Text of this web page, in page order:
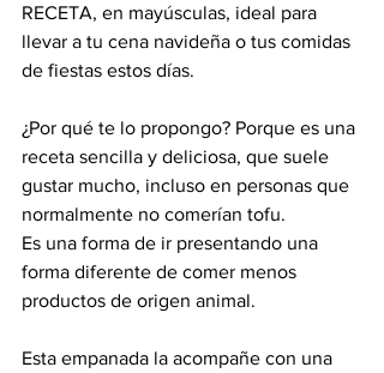
RECETA, en mayúsculas, ideal para
llevar a tu cena navideña o tus comidas
de fiestas estos días.
¿Por qué te lo propongo? Porque es una
receta sencilla y deliciosa, que suele
gustar mucho, incluso en personas que
normalmente no comerían tofu.
Es una forma de ir presentando una
forma diferente de comer menos
productos de origen animal.
Esta empanada la acompañe con una